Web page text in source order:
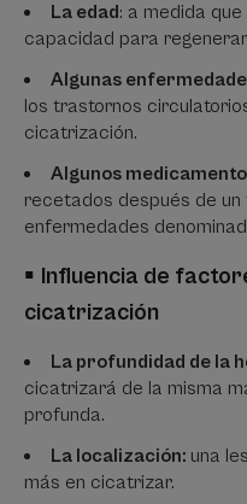
La edad: a medida
capacidad para
Algunas
los trastornos
cicatrización.
Algunos
recetados después de
enfermedades
▪ Influencia de
cicatrización
La profundidad de la
cicatrizará de la misma
profunda.
La localización: una
más en cicatrizar.